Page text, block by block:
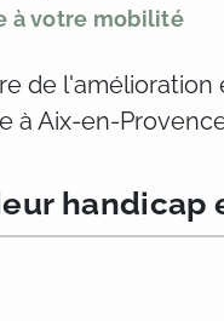
à votre mobilité
de l'amélioration
Aix-en-
handicap